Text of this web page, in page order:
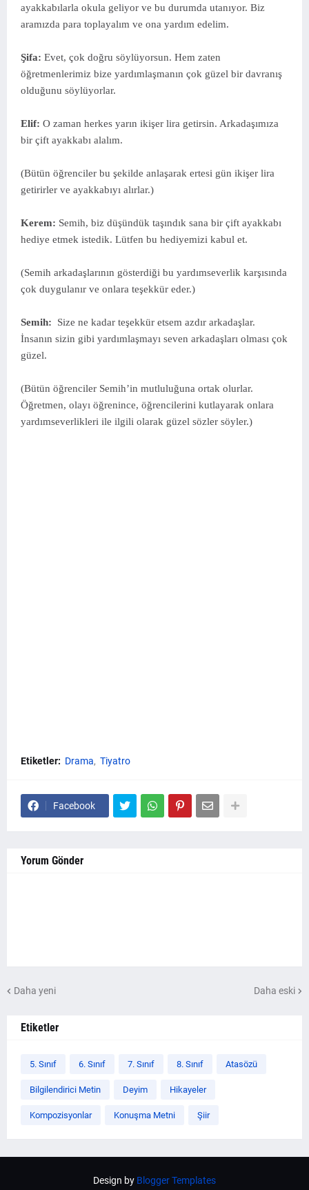
ayakkabılarla okula geliyor ve bu durumda utanıyor. Biz
aramızda para toplayalım ve ona yardım edelim.
Şifa: Evet, çok doğru söylüyorsun. Hem zaten
öğretmenlerimiz bize yardımlaşmanın çok güzel bir davranış
olduğunu söylüyorlar.
Elif: O zaman herkes yarın ikişer lira getirsin. Arkadaşımıza
bir çift ayakkabı alalım.
(Bütün öğrenciler bu şekilde anlaşarak ertesi gün ikişer lira
getirirler ve ayakkabıyı alırlar.)
Kerem: Semih, biz düşündük taşındık sana bir çift ayakkabı
hediye etmek istedik. Lütfen bu hediyemizi kabul et.
(Semih arkadaşlarının gösterdiği bu yardımseverlik karşısında
çok duygulanır ve onlara teşekkür eder.)
Semih:
Size ne kadar teşekkür etsem azdır arkadaşlar.
İnsanın sizin gibi yardımlaşmayı seven arkadaşları olması çok
güzel.
(Bütün öğrenciler Semih’in mutluluğuna ortak olurlar.
Öğretmen, olayı öğrenince, öğrencilerini kutlayarak onlara
yardımseverlikleri ile ilgili olarak güzel sözler söyler.)
Etiketler: Drama Tiyatro
Facebook
Yorum Gönder
Daha yeni Daha eski
Etiketler
5. Sınıf 6. Sınıf 7. Sınıf 8. Sınıf Atasözü
Bilgilendirici Metin Deyim Hikayeler
Kompozisyonlar Konuşma Metni Şiir
Design by Blogger Templates